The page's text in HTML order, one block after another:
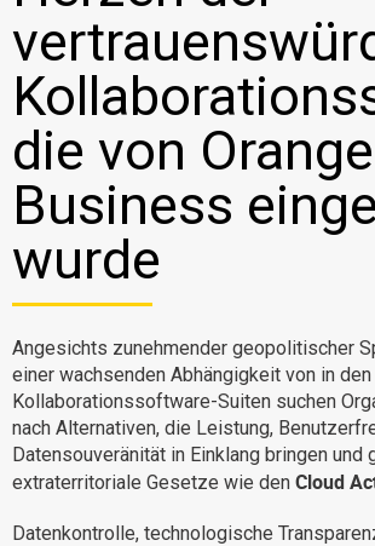
Bewerbungsportal
Alternative zu Microsoft 365
Migration zur eXo Platform
Produkt
Plattform-Übersicht
Mobil
Architektur
Sicherheit
Open Source
die von Orange
Business
wurde
Angesichts zunehmender geopolitischer
einer wachsenden Abhängigkeit von in
Kollaborationssoftware-Suiten suchen
nach Alternativen, die Leistung,
Datensouveränität in Einklang bringen und
extraterritoriale Gesetze wie den Cloud
Datenkontrolle, technologische